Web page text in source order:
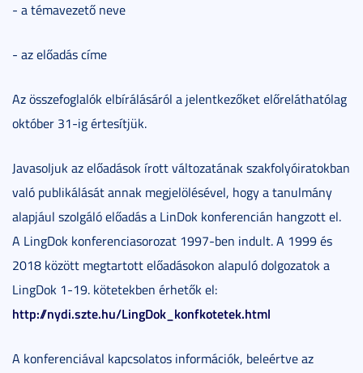
- a témavezető neve
- az előadás címe
Az összefoglalók elbírálásáról a jelentkezőket előreláthatólag
október 31-ig értesítjük.
Javasoljuk az előadások írott változatának szakfolyóiratokban
való publikálását annak megjelölésével, hogy a tanulmány
alapjául szolgáló előadás a LinDok konferencián hangzott el.
A LingDok konferenciasorozat 1997-ben indult. A 1999 és
2018 között megtartott előadásokon alapuló dolgozatok a
LingDok 1-19. kötetekben érhetők el:
http://nydi.szte.hu/LingDok_konfkotetek.html
A konferenciával kapcsolatos információk, beleértve az